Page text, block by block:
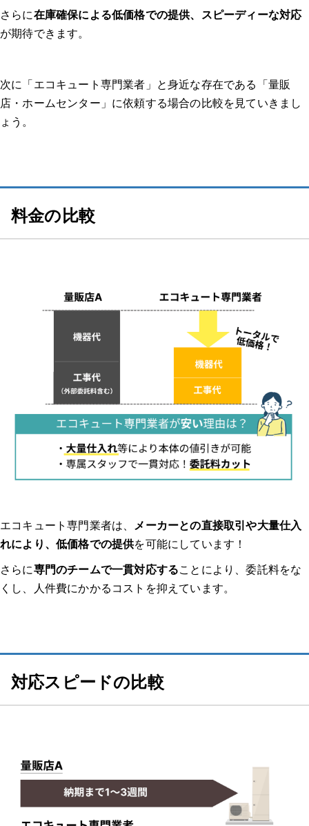
連絡してからの流れを教えてください。（どのような調査があっ
たのか、どのくらいで来たのか等）
実際にどのような作業を行いましたか？価格はどのくらいでした
種類から探す
さらに在庫確保による低価格での提供、スピーディーな対応
が期待できます。
次に「エコキュート専門業者」と身近な存在である「量販
店・ホームセンター」に依頼する場合の比較を見ていきまし
ょう。
料金の比較
エコキュート専門業者は、
メーカーとの直接取引や大量仕入
れにより、低価格での提供を可能にしています！
さらに専門のチームで一貫対応することにより、委託料をな
くし、人件費にかかるコストを抑えています。
対応スピードの比較